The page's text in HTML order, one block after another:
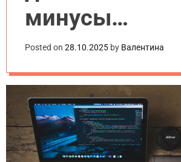
минусы
популярных
решений
Posted on 28.10.2025 by Валентина